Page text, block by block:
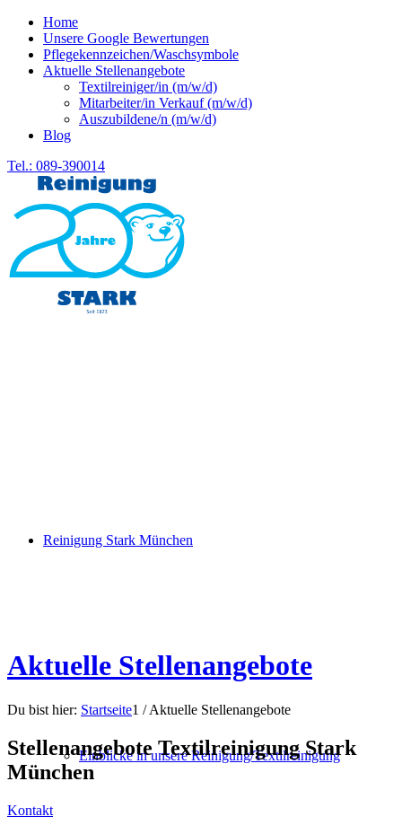
Home
Unsere Google Bewertungen
Pflegekennzeichen/Waschsymbole
Aktuelle Stellenangebote
Textilreiniger/in (m/w/d)
Mitarbeiter/in Verkauf (m/w/d)
Auszubildene/n (m/w/d)
Blog
Tel.: 089-390014
Reinigung Stark München
Einblicke in unsere Reinigung/Textilreinigung
Aktuelle Stellenangebote
Du bist hier: Startseite1 / Aktuelle Stellenangebote
Stellenangebote Textilreinigung Stark
München
Kontakt